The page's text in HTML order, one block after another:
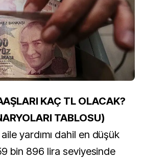
KAÇ TL OLACAK?
TABLOSU)
yardımı dahil en düşük
bin 896 lira seviyesinde